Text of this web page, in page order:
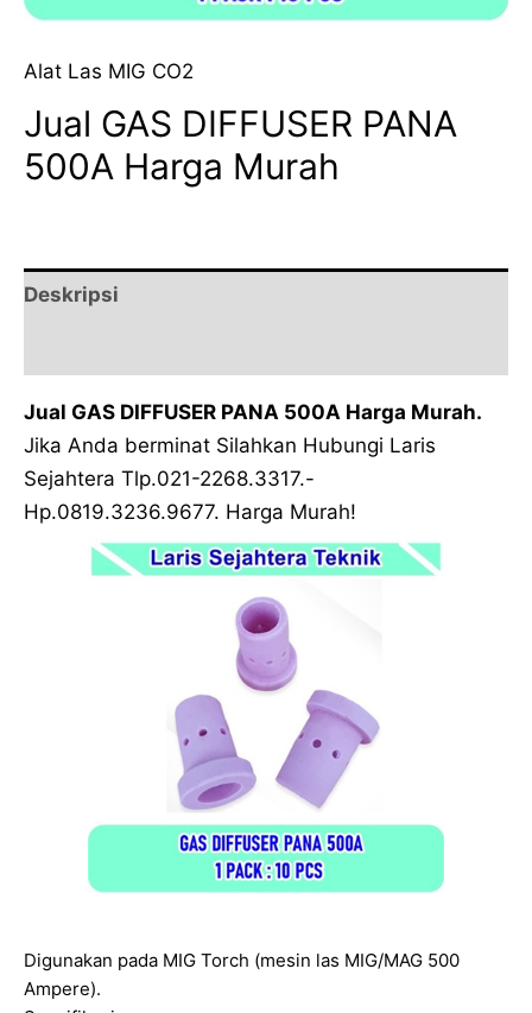
Alat Las MIG CO2
Jual GAS DIFFUSER PANA
500A Harga Murah
Deskripsi
Jual GAS DIFFUSER PANA 500A Harga Murah.
Jika Anda berminat Silahkan Hubungi Laris
Sejahtera Tlp.021-2268.3317.-
Hp.0819.3236.9677. Harga Murah!
Digunakan pada MIG Torch (mesin las MIG/MAG 500
Ampere).